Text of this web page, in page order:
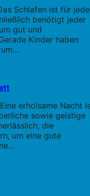
Schlafen ist für
benötigt jeder
gut und
Kinder haben
um…
erholsame Nacht
sowie geistige
die
um eine gute